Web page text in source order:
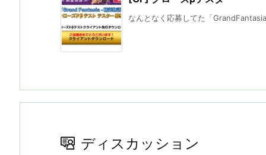
なんとなく応募してた「
ディスカッション